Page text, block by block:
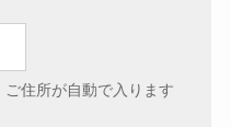
住所が自動で入ります